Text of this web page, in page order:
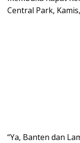
Central Park,
“Ya, Banten dan